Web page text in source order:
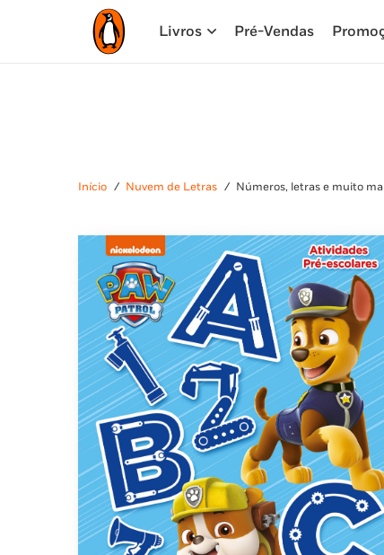
Livros Pré-Vendas
Início / Nuvem de Letras / Números, letras e muito